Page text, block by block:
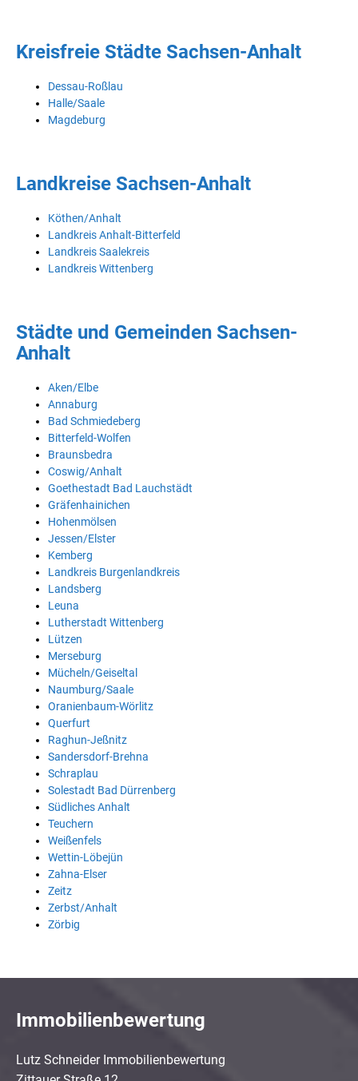
Kreisfreie Städte Sachsen-Anhalt
Dessau-Roßlau
Halle/Saale
Magdeburg
Landkreise Sachsen-Anhalt
Köthen/Anhalt
Landkreis Anhalt-Bitterfeld
Landkreis Saalekreis
Landkreis Wittenberg
Städte und Gemeinden Sachsen-
Anhalt
Aken/Elbe
Annaburg
Bad Schmiedeberg
Bitterfeld-Wolfen
Braunsbedra
Coswig/Anhalt
Goethestadt Bad Lauchstädt
Gräfenhainichen
Hohenmölsen
Jessen/Elster
Kemberg
Landkreis Burgenlandkreis
Landsberg
Leuna
Lutherstadt Wittenberg
Lützen
Merseburg
Mücheln/Geiseltal
Naumburg/Saale
Oranienbaum-Wörlitz
Querfurt
Raghun-Jeßnitz
Sandersdorf-Brehna
Schraplau
Solestadt Bad Dürrenberg
Südliches Anhalt
Teuchern
Weißenfels
Wettin-Löbejün
Zahna-Elser
Zeitz
Zerbst/Anhalt
Zörbig
Immobilienbewertung
Lutz Schneider Immobilienbewertung